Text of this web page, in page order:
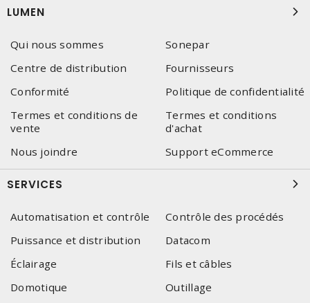
LUMEN
Qui nous sommes
Sonepar
Centre de distribution
Fournisseurs
Conformité
Politique de confidentialité
Termes et conditions de
vente
Termes et conditions
d'achat
Nous joindre
Support eCommerce
SERVICES
Automatisation et contrôle
Contrôle des procédés
Puissance et distribution
Datacom
Éclairage
Fils et câbles
Domotique
Outillage